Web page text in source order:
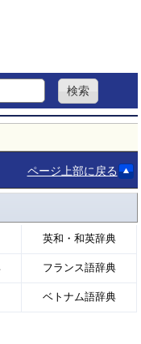
ページ上部に戻る
英和・和英辞典
フランス語辞典
ベトナム語辞典